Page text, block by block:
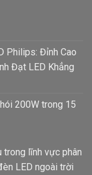
Philips: Đỉnh Cao
Đạt LED Khẳng
200W trong 15
trong lĩnh vực phân
LED ngoài trời